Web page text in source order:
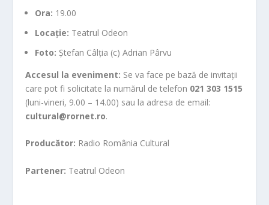
Ora: 19.00
Locație: Teatrul Odeon
Foto: Ștefan Câlția (c) Adrian Pârvu
Accesul la eveniment: Se va face pe bază de invitații
care pot fi solicitate la numărul de telefon 021 303 1515
(luni-vineri, 9.00 – 14.00) sau la adresa de email:
cultural@rornet.ro.
Producător: Radio România Cultural
Partener: Teatrul Odeon